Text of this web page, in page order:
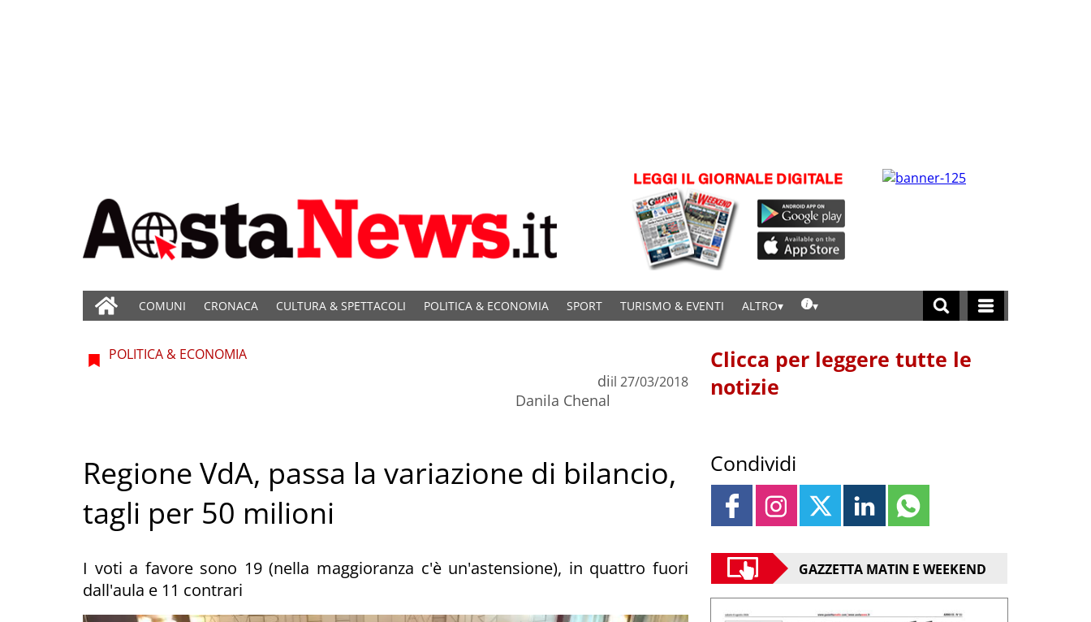
COMUNI CRONACA CULTURA & SPETTACOLI POLITICA & ECONOMIA SPORT TURISMO & EVENTI ALTRO
POLITICA & ECONOMIA
di
Danila Chenal
il 27/03/2018
Regione VdA, passa la variazione di bilancio,
tagli per 50 milioni
I voti a favore sono 19 (nella maggioranza c'è un'astensione), in quattro fuori
dall'aula e 11 contrari
Clicca per leggere tutte le
notizie
Condividi
GAZZETTA MATIN E WEEKEND